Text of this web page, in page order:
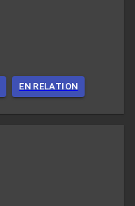
EN RELATION